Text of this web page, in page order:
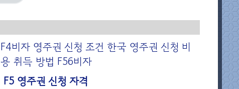
F4비자 영주권 신청 조건 한국 영주권 신청 비
용 취득 방법 F56비자
F5 영주권 신청 자격